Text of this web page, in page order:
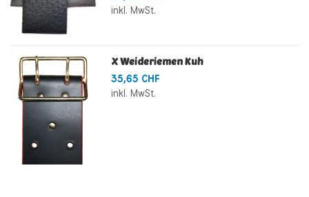
inkl. MwSt.
X Weideriemen Kuh
35,65 CHF
inkl. MwSt.